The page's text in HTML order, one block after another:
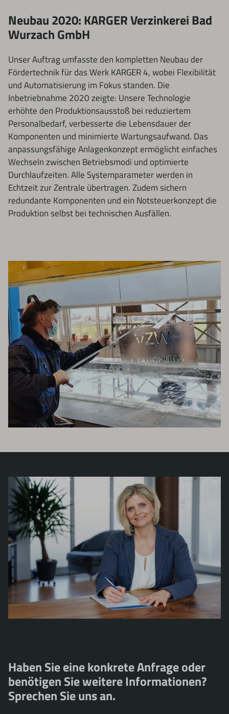
Neubau 2020: KARGER Verzinkerei Bad
Wurzach GmbH
Unser Auftrag umfasste den kompletten Neubau der
Fördertechnik für das Werk KARGER 4, wobei Flexibilität
und Automatisierung im Fokus standen. Die
Inbetriebnahme 2020 zeigte: Unsere Technologie
erhöhte den Produktionsausstoß bei reduziertem
Personalbedarf, verbesserte die Lebensdauer der
Komponenten und minimierte Wartungsaufwand. Das
anpassungsfähige Anlagenkonzept ermöglicht einfaches
Wechseln zwischen Betriebsmodi und optimierte
Durchlaufzeiten. Alle Systemparameter werden in
Echtzeit zur Zentrale übertragen. Zudem sichern
redundante Komponenten und ein Notsteuerkonzept die
Produktion selbst bei technischen Ausfällen.
Haben Sie eine konkrete Anfrage oder
benötigen Sie weitere Informationen?
Sprechen Sie uns an.